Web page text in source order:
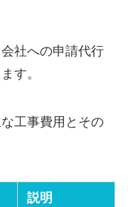
社への申請代行
す。
工事費用とその
説明